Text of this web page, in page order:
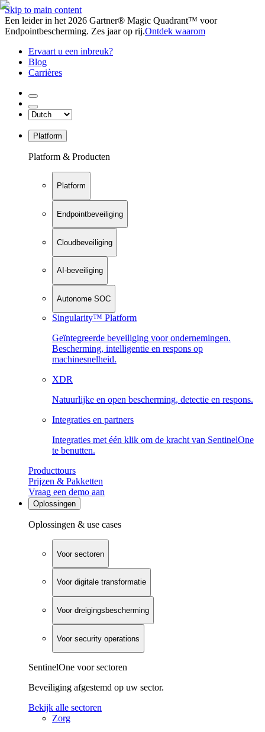
Skip to main content
Een leider in het 2026 Gartner® Magic Quadrant™ voor
Endpointbescherming. Zes jaar op rij.Ontdek waarom
Ervaart u een inbreuk?
Blog
Carrières
Platform
Platform & Producten
Platform
Endpointbeveiliging
Cloudbeveiliging
AI-beveiliging
Autonome SOC
Singularity™ Platform
Geïntegreerde beveiliging voor ondernemingen.
Bescherming, intelligentie en respons op
machinesnelheid.
XDR
Natuurlijke en open bescherming, detectie en respons.
Integraties en partners
Integraties met één klik om de kracht van SentinelOne
te benutten.
Producttours
Prijzen & Pakketten
Vraag een demo aan
Oplossingen
Oplossingen & use cases
Voor sectoren
Voor digitale transformatie
Voor dreigingsbescherming
Voor security operations
SentinelOne voor sectoren
Beveiliging afgestemd op uw sector.
Bekijk alle sectoren
Zorg